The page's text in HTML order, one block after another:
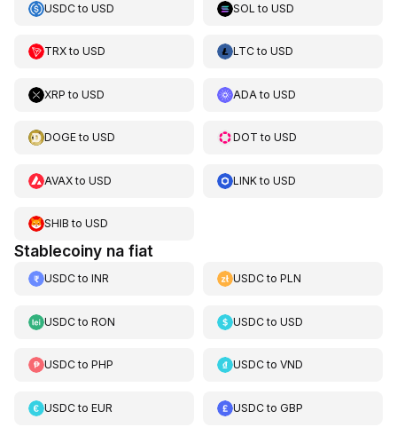
USDCto USD SOL toUSD
TRXto USD LTCtoUSD
XRP to USD ADA toUSD
DOGEto USD DOT toUSD
AVAXto USD LINKtoUSD
SHIB to USD
Stablecoiny na fiat
USDCto INR USDCtoPLN
USDCto RON USDCtoUSD
USDCto PHP USDCtoVND
USDCto EUR USDCtoGBP